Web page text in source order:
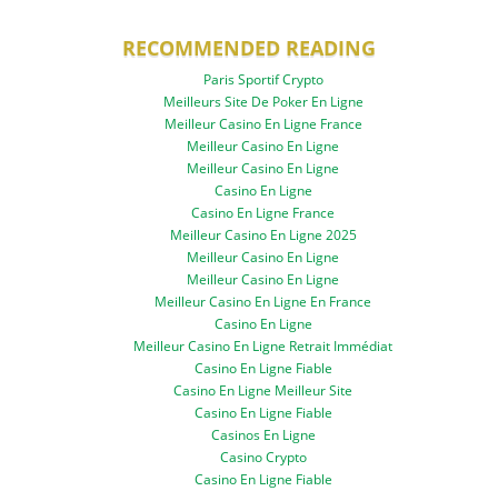
RECOMMENDED READING
Paris Sportif Crypto
Meilleurs Site De Poker En Ligne
Meilleur Casino En Ligne France
Meilleur Casino En Ligne
Meilleur Casino En Ligne
Casino En Ligne
Casino En Ligne France
Meilleur Casino En Ligne 2025
Meilleur Casino En Ligne
Meilleur Casino En Ligne
Meilleur Casino En Ligne En France
Casino En Ligne
Meilleur Casino En Ligne Retrait Immédiat
Casino En Ligne Fiable
Casino En Ligne Meilleur Site
Casino En Ligne Fiable
Casinos En Ligne
Casino Crypto
Casino En Ligne Fiable